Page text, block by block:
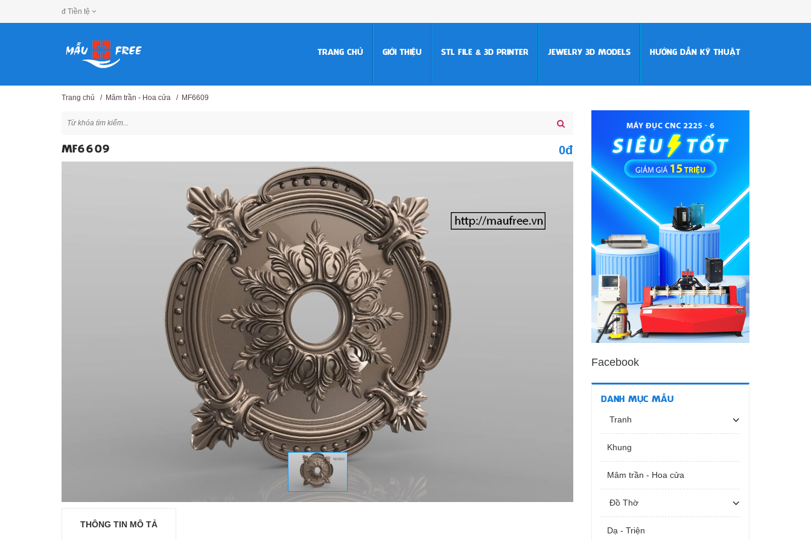
đ Tiền tệ
TRANG CHỦ GIỚI THIỆU STL FILE & 3D PRINTER JEWELRY 3D MODELS HƯỚNG DẪN KỸ THUẬT
Trang chủ / Mâm trần - Hoa cửa / MF6609
MF6609 0đ
THÔNG TIN MÔ TẢ
Facebook
DANH MỤC MẪU
Tranh
Khung
Mâm trần - Hoa cửa
Đồ Thờ
Dạ - Triện